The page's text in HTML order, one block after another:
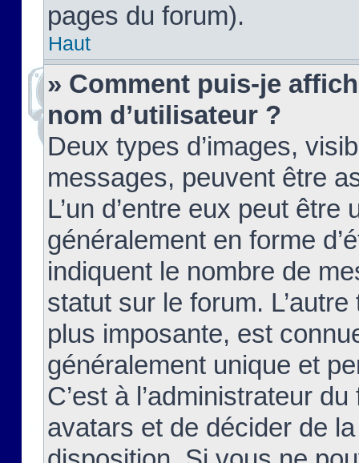
pages du forum).
Haut
» Comment puis-je
nom d’utilisateur ?
Deux types d’images,
messages, peuvent être
L’un d’entre eux peut
généralement en forme
indiquent le nombre de
statut sur le forum.
plus imposante, est
généralement unique et
C’est à l’administrateur
avatars et de décider de